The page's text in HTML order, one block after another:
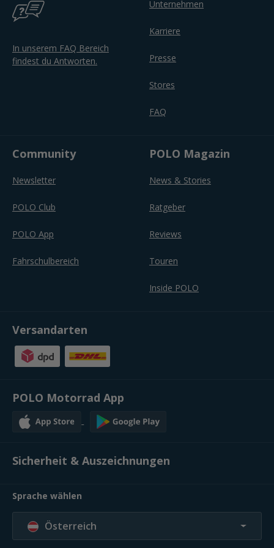
In unserem FAQ Bereich
findest du Antworten.
Unternehmen
Karriere
Presse
Stores
FAQ
Community
Newsletter
POLO Club
POLO App
Fahrschulbereich
POLO Magazin
News & Stories
Ratgeber
Reviews
Touren
Inside POLO
Versandarten
POLO Motorrad App
Sicherheit & Auszeichnungen
Sprache wählen
Österreich